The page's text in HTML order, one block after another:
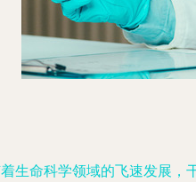
生命科学领域的飞速发展，